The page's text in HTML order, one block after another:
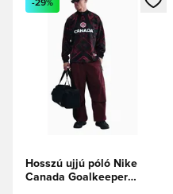
-29%
Hosszú ujjú póló Nike
Canada Goalkeeper